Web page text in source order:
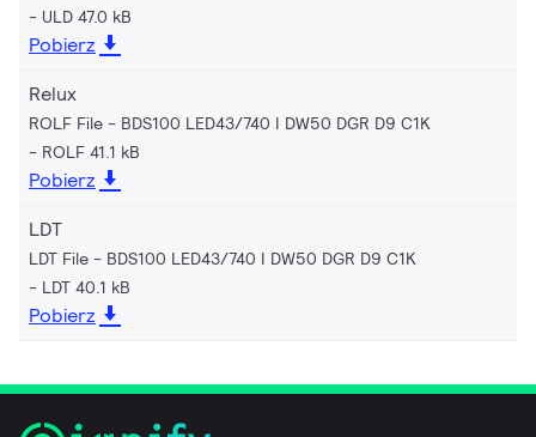
ULD 47.0 kB
Pobierz
Relux
ROLF File - BDS100 LED43/740 I DW50 DGR D9 C1K
ROLF 41.1 kB
Pobierz
LDT
LDT File - BDS100 LED43/740 I DW50 DGR D9 C1K
LDT 40.1 kB
Pobierz